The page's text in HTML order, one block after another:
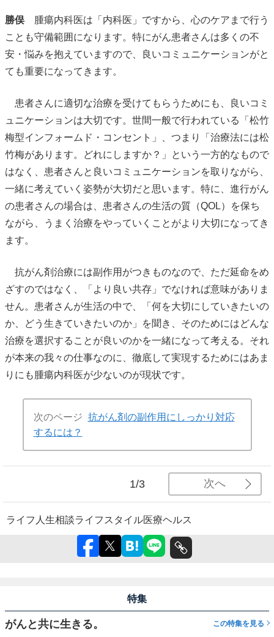
勝俣腫瘍内科医は「内科医」ですから、心のケアまで行う
ことも守備範囲になります。特にがん患者さんは多くの不
安・悩みを抱えていますので、良いコミュニケーションがと
ても重要になってきます。
患者さんに適切な治療を受けてもらうためにも、良いコミ
ュニケーションは大切です。世間一般で行われている「松竹
梅型インフォームド・コンセント」、つまり「治療法には松
竹梅があります。どれにしますか？」という一方的なもので
はなく、患者さんと良いコミュニケーションを取りながら、
一緒に考えていく姿勢が大切だと思います。特に、進行がん
の患者さんの場合は、患者さんの生活の質（QOL）を保ち
ながら、うまく治療をやっていくことがより大切になってき
ます。
抗がん剤治療には副作用がつきものなので、ただ延命をめ
ざすのではなく、「より良い共存」でなければ意味がありま
せん。患者さんが生活の中で、「何を大切にしていきたいの
か、どう生きていきたいのか」を聞き、そのためにはどんな
治療を選択することが良いのかを一緒になって考える。それ
が本来の我々の仕事なのに、徹底して実現するためにはあま
りにも腫瘍内科医が少ないのが現状です。
次のページ 抗がん剤の副作用にしっかり対応
するには？
1/3 次へ
ライフ 人生相談ライフスタイル医療ヘルス
特集
がんと共に生きる。 この特集を見る